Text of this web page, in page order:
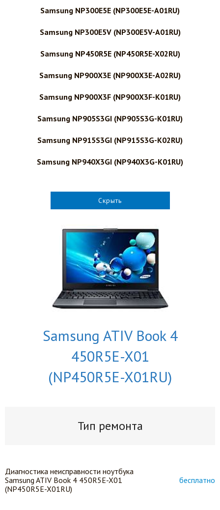
Samsung NP300E5E (NP300E5E-A01RU)
Samsung NP300E5V (NP300E5V-A01RU)
Samsung NP450R5E (NP450R5E-X02RU)
Samsung NP900X3E (NP900X3E-A02RU)
Samsung NP900X3F (NP900X3F-K01RU)
Samsung NP905S3GI (NP905S3G-K01RU)
Samsung NP915S3GI (NP915S3G-K02RU)
Samsung NP940X3GI (NP940X3G-K01RU)
Скрыть
Samsung ATIV Book 4
450R5E-X01
(NP450R5E-X01RU)
Тип ремонта
Диагностика неисправности ноутбука
Samsung ATIV Book 4 450R5E-X01
(NP450R5E-X01RU)
бесплатно